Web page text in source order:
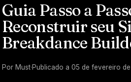
Guia Passo a
Reconstruir seu
Breakdance
Por Must·Publicado a 05 de fevereiro